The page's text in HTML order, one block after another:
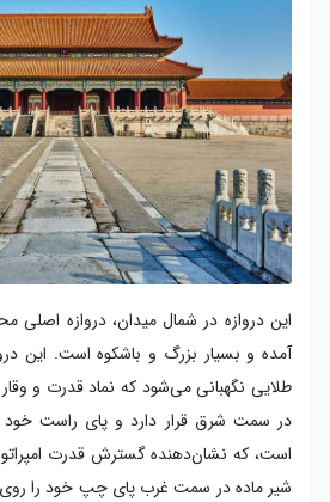
این دروازه در شمال میدان، دروازه اصلی
آمده و بسیار بزرگ و باشکوه است. این
طلایی نگهبانی می‌شود که نماد قدرت و
در سمت شرق قرار دارد و پای راست
است، که نشان‌دهنده گسترش قدرت
شیر ماده در سمت غرب پای چپ خود را روی